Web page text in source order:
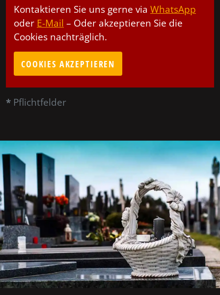
Kontaktieren Sie uns gerne via WhatsApp
oder E-Mail – Oder akzeptieren Sie die
Cookies nachträglich.
COOKIES AKZEPTIEREN
* Pflichtfelder